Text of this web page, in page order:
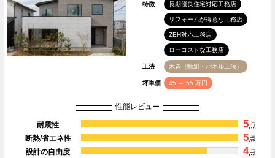
特徴 長期優良住宅対応工務店
リフォームが得意な工務店
ZEH対応工務店
ローコストな工務店
工法 木造（軸組・パネル工法）
坪単価 45 ～ 55 万円
性能レビュー
耐震性 5点
断熱/省エネ性
5点
設計の自由度
4点